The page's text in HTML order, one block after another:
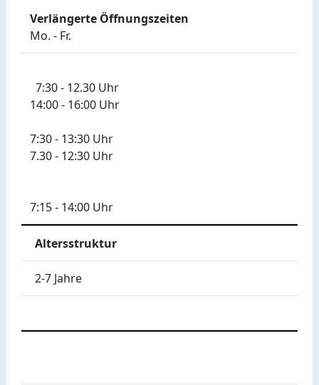
Verlängerte Öffnungszeiten
Mo. - Fr.
7:30 - 12.30 Uhr
14:00 - 16:00 Uhr
7:30 - 13:30 Uhr
7.30 - 12:30 Uhr
7:15 - 14:00 Uhr
Altersstruktur
2-7 Jahre